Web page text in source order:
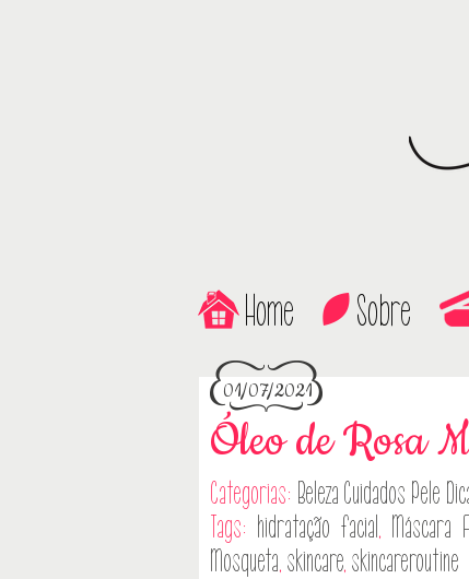
Home Sobre
01/07/2021
Óleo de Rosa
Categorias: Beleza Cuidados Pele
Tags: hidratação facial, Máscara
Mosqueta, skincare, skincareroutine